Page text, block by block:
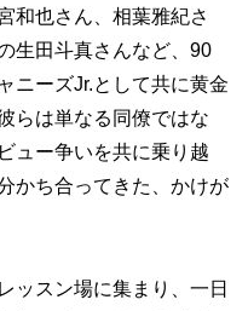
和也さん、相葉雅紀さ
生田斗真さんなど、90
ニーズJr.として共に黄金
らは単なる同僚ではな
ュー争いを共に乗り越
かち合ってきた、かけが
ッスン場に集まり、一日